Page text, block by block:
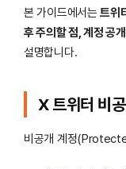
본 가이드에서는트위
후 주의할 점, 계정 공
설명합니다.
X 트위터 비
비공개 계정